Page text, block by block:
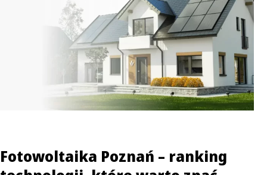
Fotowoltaika Poznań – ranking